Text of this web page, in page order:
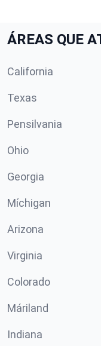
ÁREAS QUE
California
Texas
Pensilvania
Ohio
Georgia
Míchigan
Arizona
Virginia
Colorado
Máriland
Indiana